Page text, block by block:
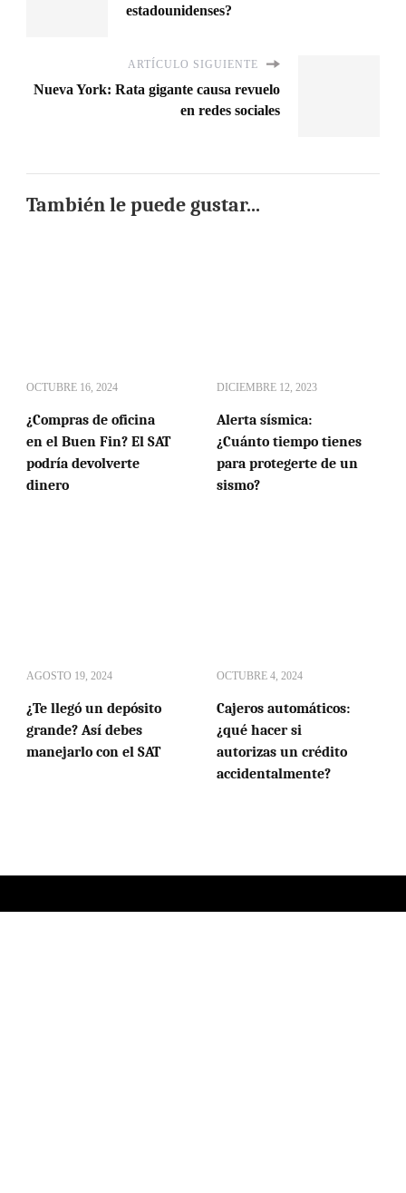
estadounidenses?
ARTÍCULO SIGUIENTE
Nueva York: Rata gigante causa revuelo
en redes sociales
También le puede gustar...
OCTUBRE 16, 2024
¿Compras de oficina
en el Buen Fin? El SAT
podría devolverte
dinero
DICIEMBRE 12, 2023
Alerta sísmica:
¿Cuánto tiempo tienes
para protegerte de un
sismo?
AGOSTO 19, 2024
¿Te llegó un depósito
grande? Así debes
manejarlo con el SAT
OCTUBRE 4, 2024
Cajeros automáticos:
¿qué hacer si
autorizas un crédito
accidentalmente?